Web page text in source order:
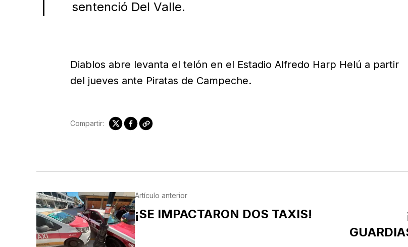
sentenció Del Valle.
Diablos abre levanta el telón en el Estadio Alfredo Harp Helú a partir
del jueves ante Piratas de Campeche.
Compartir:
Artículo anterior
¡SE IMPACTARON DOS TAXIS!